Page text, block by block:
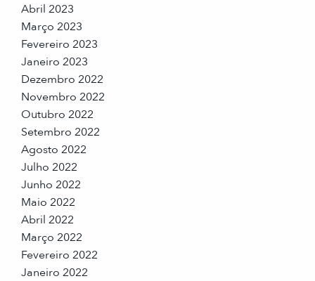
Abril 2023
Março 2023
Fevereiro 2023
Janeiro 2023
Dezembro 2022
Novembro 2022
Outubro 2022
Setembro 2022
Agosto 2022
Julho 2022
Junho 2022
Maio 2022
Abril 2022
Março 2022
Fevereiro 2022
Janeiro 2022